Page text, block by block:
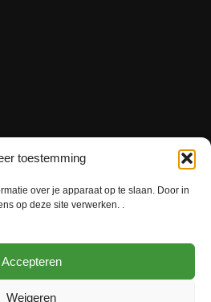
toestemming
over je apparaat op te slaan. Door in
op deze site verwerken. .
Accepteren
Weigeren